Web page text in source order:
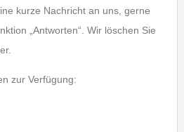
kurze Nachricht an uns, gerne
„Antworten“. Wir löschen Sie
zur Verfügung: